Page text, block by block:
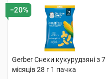
−20%
Gerber Снеки кукурудзяні з 7
місяців 28 г 1 пачка